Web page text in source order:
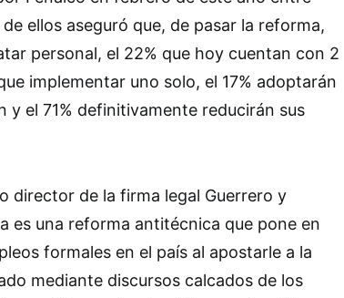
ellos aseguró que, de pasar la reforma,
personal, el 22% que hoy cuentan con 2
implementar uno solo, el 17% adoptarán
y el 71% definitivamente reducirán sus
director de la firma legal Guerrero y
es una reforma antitécnica que pone en
formales en el país al apostarle a la
mediante discursos calcados de los